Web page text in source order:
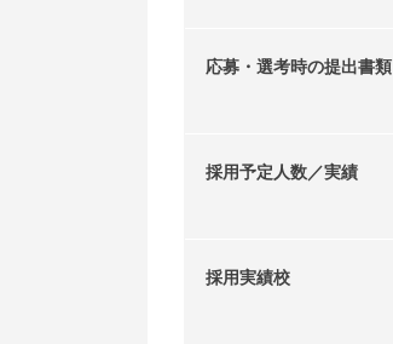
応募・選考時の提出書類
採用予定人数／実績
採用実績校